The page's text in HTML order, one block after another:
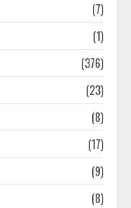
(7)
(1)
(376)
(23)
(8)
(17)
(9)
(8)